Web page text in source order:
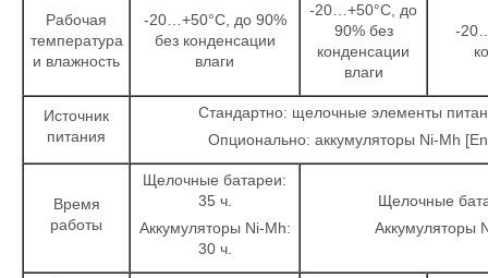
Рабочая
температура
и влажность
-20…+50°С, до 90%
без конденсации
влаги
-20…+50°С, до
90% без
конденсации
влаги
-
Источник
питания
Стандартно: щелочные элементы
Опционально: аккумуляторы Ni-Mh
Время
работы
Щелочные батареи:
35 ч.
Аккумуляторы Ni-Mh:
30 ч.
Щелочные
Аккумуляторы